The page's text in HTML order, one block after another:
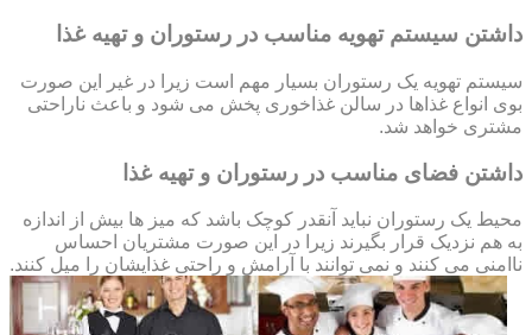
داشتن سیستم تهویه مناسب در رستوران و تهیه غذا
سیستم تهویه یک رستوران بسیار مهم است زیرا در غیر این صورت
بوی انواع غذاها در سالن غذاخوری پخش می شود و باعث ناراحتی
مشتری خواهد شد.
داشتن فضای مناسب در رستوران و تهیه غذا
محیط یک رستوران نباید آنقدر کوچک باشد که میز ها بیش از اندازه
به هم نزدیک قرار بگیرند زیرا در این صورت مشتریان احساس
ناامنی می کنند و نمی توانند با آرامش و راحتی غذایشان را میل کنند.